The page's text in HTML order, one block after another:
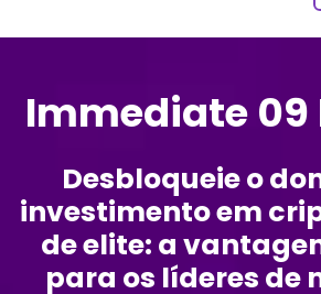
Immediate
Desbloqueie o
investimento em
de elite: a
para os líderes de